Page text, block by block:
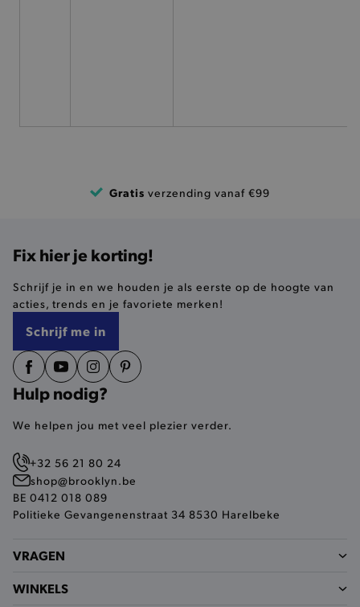
Gratis verzending vanaf €99
Fix hier je korting!
Schrijf je in en we houden je als eerste op de hoogte van
acties, trends en je favoriete merken!
Schrijf me in
Hulp nodig?
We helpen jou met veel plezier verder.
+32 56 21 80 24
shop@brooklyn.be
BE 0412 018 089
Politieke Gevangenenstraat 34 8530 Harelbeke
VRAGEN
WINKELS
site op een correcte manier wordt verorberd. De
Naam
Provider
selected-val .brooklyn.be
pickupAddress
product-out-of-stock-modal .brooklyn.be